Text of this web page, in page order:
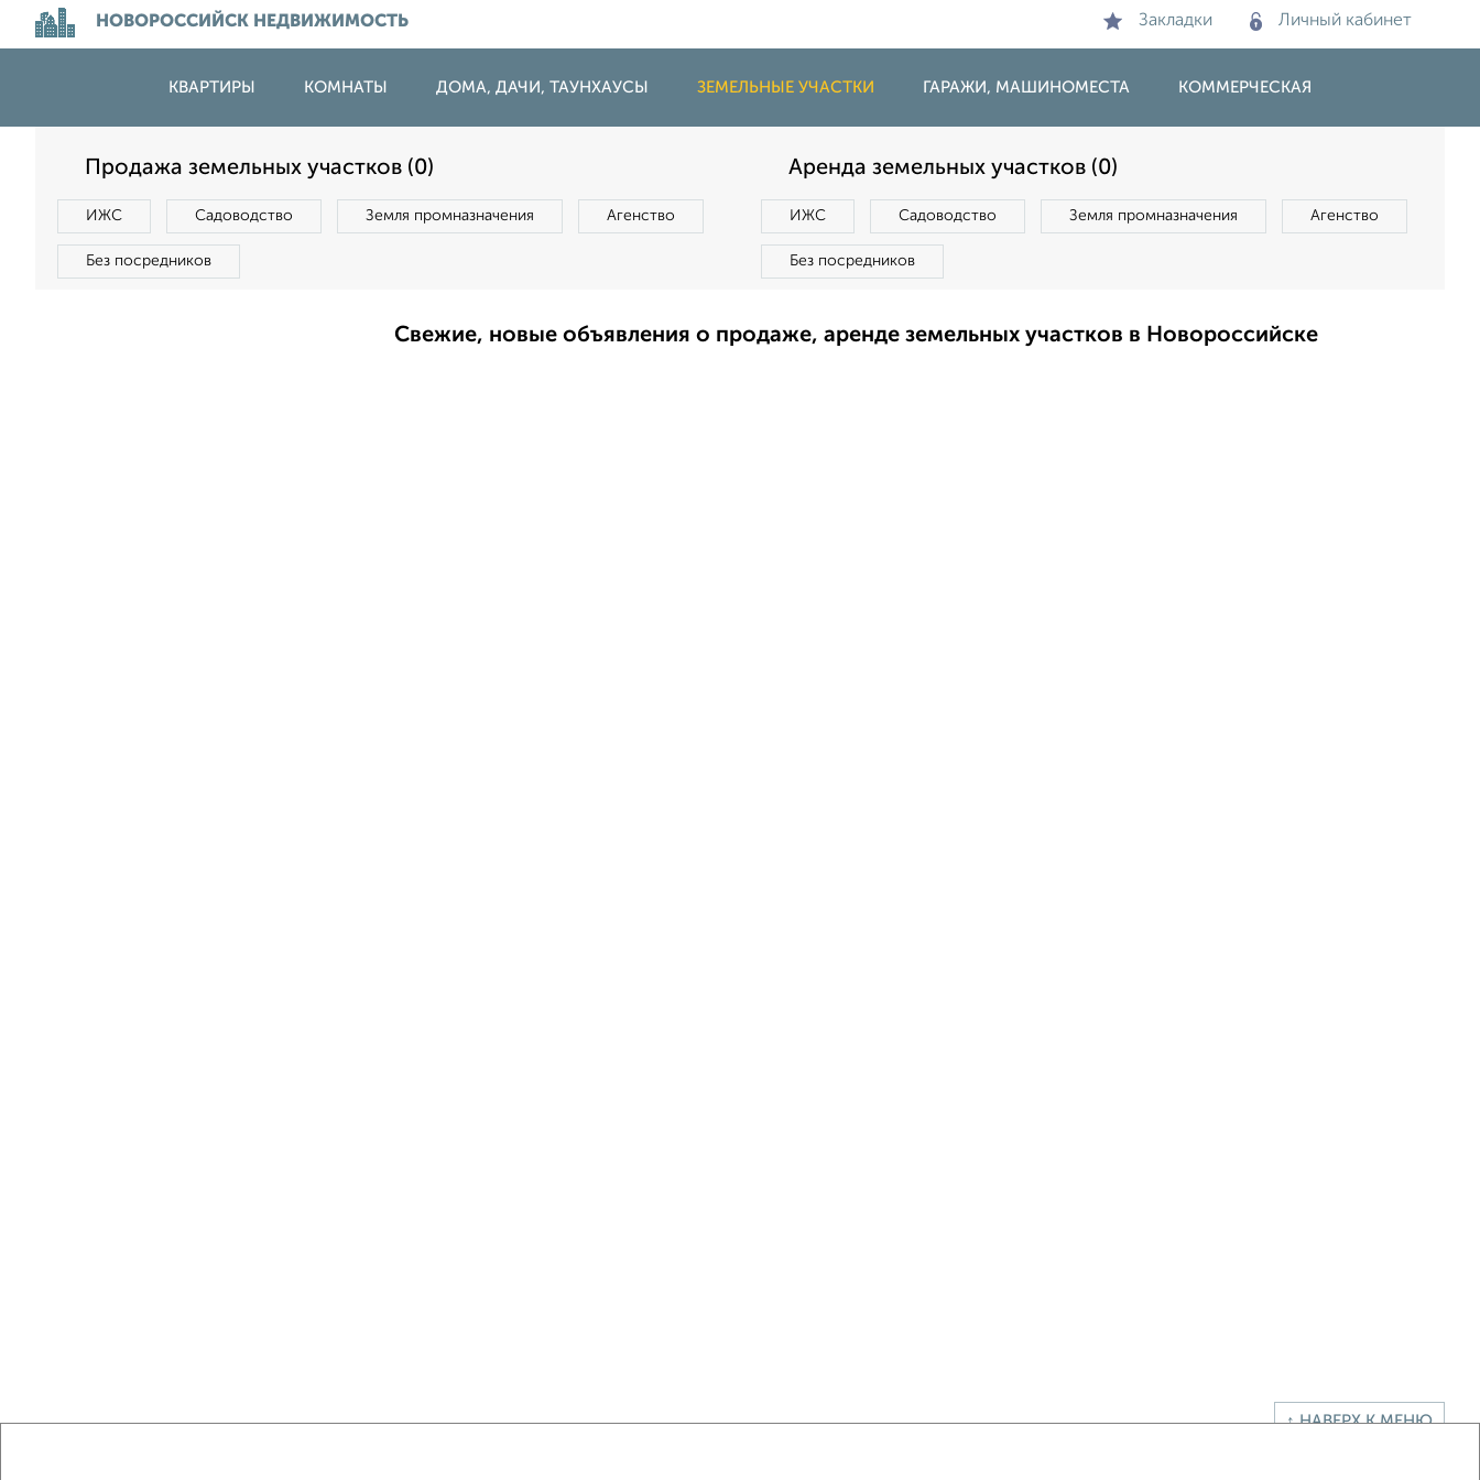
НОВОРОССИЙСК НЕДВИЖИМОСТЬ Закладки Личный кабинет
КВАРТИРЫ КОМНАТЫ ДОМА, ДАЧИ, ТАУНХАУСЫ ЗЕМЕЛЬНЫЕ УЧАСТКИ ГАРАЖИ, МАШИНОМЕСТА КОММЕРЧЕСКАЯ
Продажа земельных участков (0)
ИЖС Садоводство Земля промназначения Агенство
Без посредников
Аренда земельных участков (0)
ИЖС Садоводство Земля промназначения Агенство
Без посредников
Свежие, новые объявления о продаже, аренде земельных участков в Новороссийске
↑ НАВЕРХ К МЕНЮ